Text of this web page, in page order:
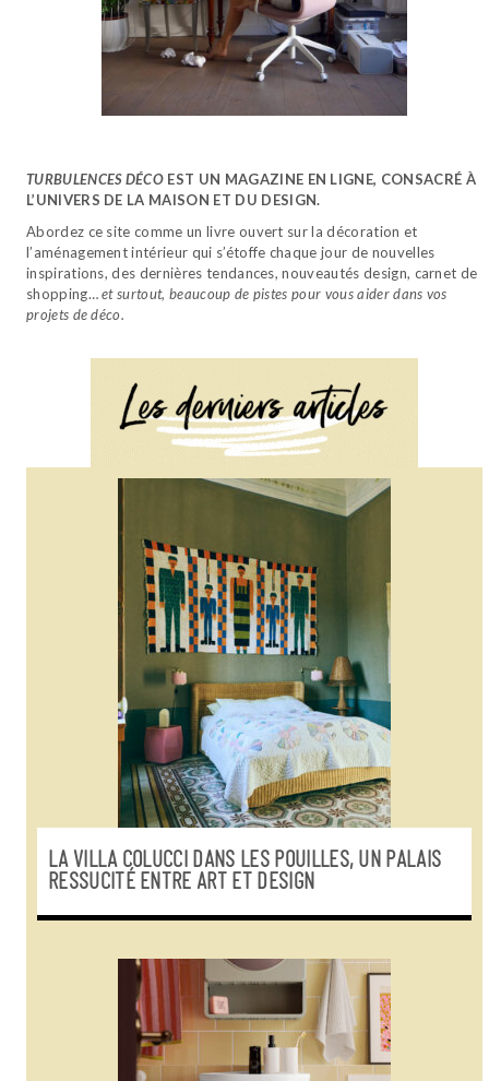
TURBULENCES DÉCO EST UN MAGAZINE EN LIGNE, CONSACRÉ À
L’UNIVERS DE LA MAISON ET DU DESIGN.
Abordez ce site comme un livre ouvert sur la décoration et
l’aménagement intérieur qui s’étoffe chaque jour de nouvelles
inspirations, des dernières tendances, nouveautés design, carnet de
shopping…et surtout, beaucoup de pistes pour vous aider dans vos
projets de déco.
LA VILLA COLUCCI DANS LES POUILLES, UN PALAIS
RESSUCITÉ ENTRE ART ET DESIGN